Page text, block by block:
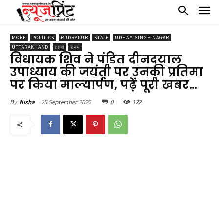
MORE POLITICS RUDRAPUR STATE
UDHAM SINGH NAGAR
UTTARAKHAND
ताज़ा राज्य
विधायक शिव ने पंडित दीनदयाल
उपाध्याय की जयंती पर उनकी प्रतिमा
पर किया माल्यार्पण, पढ़ें पूरी खबर…
By Nisha 25 September 2025 0 122